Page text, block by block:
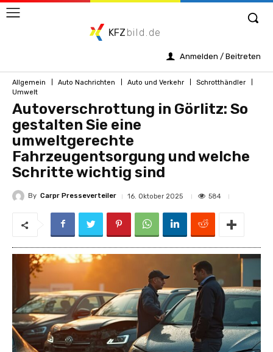
KFZ bild.de
Anmelden / Beitreten
Allgemein Auto Nachrichten Auto und Verkehr
Schrotthändler
Umwelt
Autoverschrottung in Görlitz: So
gestalten Sie eine
umweltgerechte
Fahrzeugentsorgung und welche
Schritte wichtig sind
By Carpr Presseverteiler 16. Oktober 2025 584